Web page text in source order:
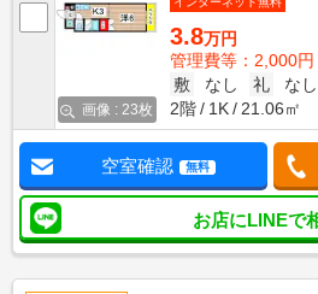
画像 : 23枚
3.8万円
管理費等：2,000円
敷
なし 礼
なし
2階
1K 21.06㎡
空室確認 無料
お店にLINEで